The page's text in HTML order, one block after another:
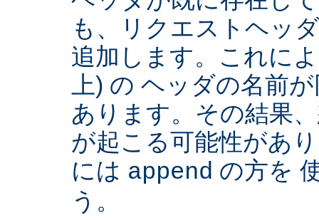
も、リクエストヘッ
追加します。これに
上) の ヘッダの名前
あります。その結果
が起こる可能性があ
には append の方を
う。